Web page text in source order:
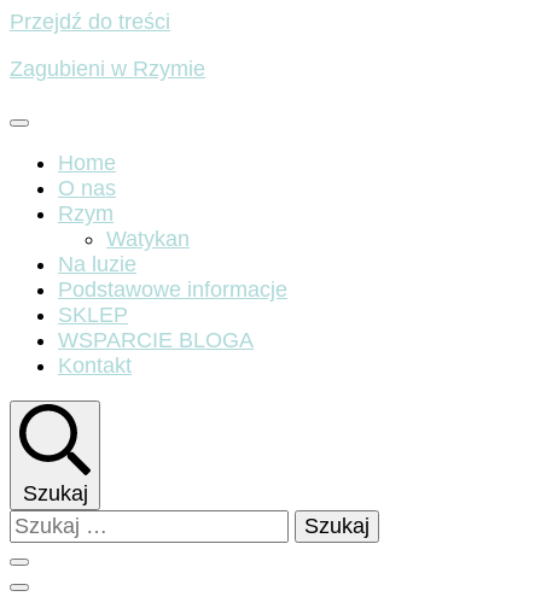
Przejdź do treści
Zagubieni w Rzymie
Home
O nas
Rzym
Watykan
Na luzie
Podstawowe informacje
SKLEP
WSPARCIE BLOGA
Kontakt
Szukaj
Szukaj: